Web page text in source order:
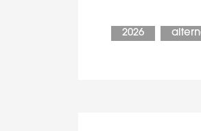
2026